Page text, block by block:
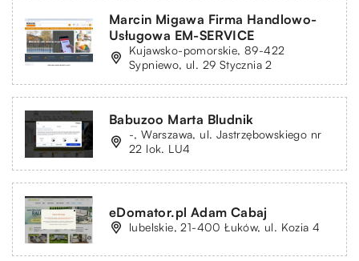
Marcin Migawa Firma Handlowo-
Usługowa EM-SERVICE
Kujawsko-pomorskie, 89-422
Sypniewo, ul. 29 Stycznia 2
Babuzoo Marta Bludnik
-, Warszawa, ul. Jastrzębowskiego nr
22 lok. LU4
eDomator.pl Adam Cabaj
lubelskie, 21-400 Łuków, ul. Kozia 4